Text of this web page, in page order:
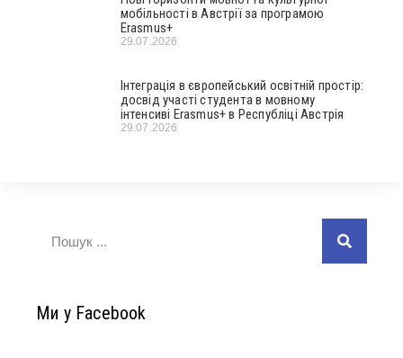
мобільності в Австрії за програмою
Erasmus+
29.07.2026
Інтеграція в європейський освітній простір:
досвід участі студента в мовному
інтенсиві Erasmus+ в Республіці Австрія
29.07.2026
Ми у Facebook